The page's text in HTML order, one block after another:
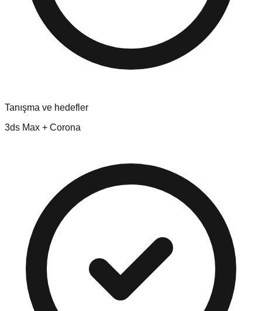
Tanışma ve hedefler
3ds Max + Corona